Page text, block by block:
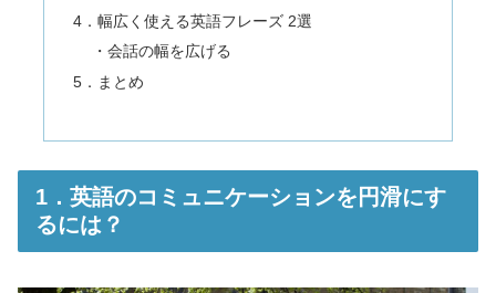
4．幅広く使える英語フレーズ 2選
・会話の幅を広げる
5．まとめ
1．英語のコミュニケーションを円滑にす
るには？